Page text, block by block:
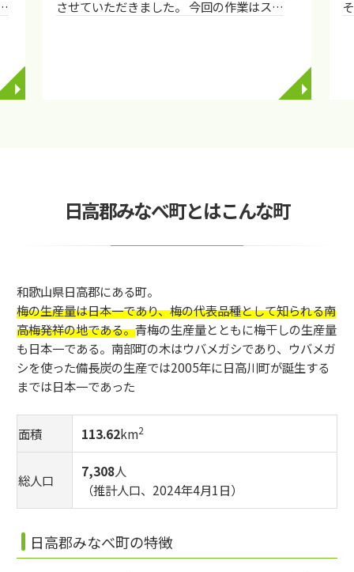
◥
させていただきました。 今回の作業はス…
◥
日高郡みなべ町とはこんな町
和歌山県日高郡にある町。
梅の生産量は日本一であり、梅の代表品種として知られる南
高梅発祥の地である。青梅の生産量とともに梅干しの生産量
も日本一である。南部町の木はウバメガシであり、ウバメガ
シを使った備長炭の生産では2005年に日高川町が誕生する
までは日本一であった
面積 113.62km2
総人口
7,308人
（推計人口、2024年4月1日）
日高郡みなべ町の特徴